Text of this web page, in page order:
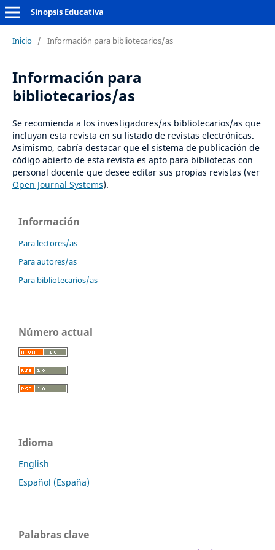
Sinopsis Educativa
Inicio / Información para bibliotecarios/as
Información para
bibliotecarios/as
Se recomienda a los investigadores/as bibliotecarios/as que
incluyan esta revista en su listado de revistas electrónicas.
Asimismo, cabría destacar que el sistema de publicación de
código abierto de esta revista es apto para bibliotecas con
personal docente que desee editar sus propias revistas (ver
Open Journal Systems).
Información
Para lectores/as
Para autores/as
Para bibliotecarios/as
Número actual
Idioma
English
Español (España)
Palabras clave